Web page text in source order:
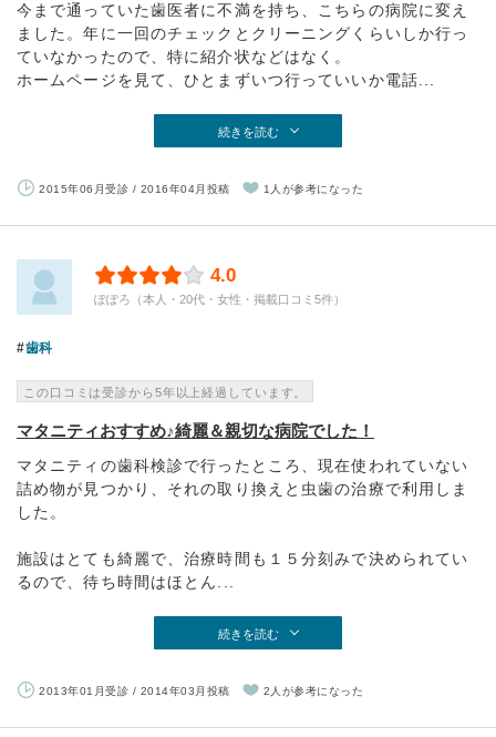
今まで通っていた歯医者に不満を持ち、こちらの病院に変え
ました。年に一回のチェックとクリーニングくらいしか行っ
ていなかったので、特に紹介状などはなく。
ホームページを見て、ひとまずいつ行っていいか電話...
続きを読む
2015年06月受診 / 2016年04月投稿 1人が参考になった
4.0
ぽぽろ（本人・20代・女性・掲載口コミ5件）
歯科
この口コミは受診から5年以上経過しています。
マタニティおすすめ♪綺麗＆親切な病院でした！
マタニティの歯科検診で行ったところ、現在使われていない
詰め物が見つかり、それの取り換えと虫歯の治療で利用しま
した。
施設はとても綺麗で、治療時間も１５分刻みで決められてい
るので、待ち時間はほとん...
続きを読む
2013年01月受診 / 2014年03月投稿 2人が参考になった